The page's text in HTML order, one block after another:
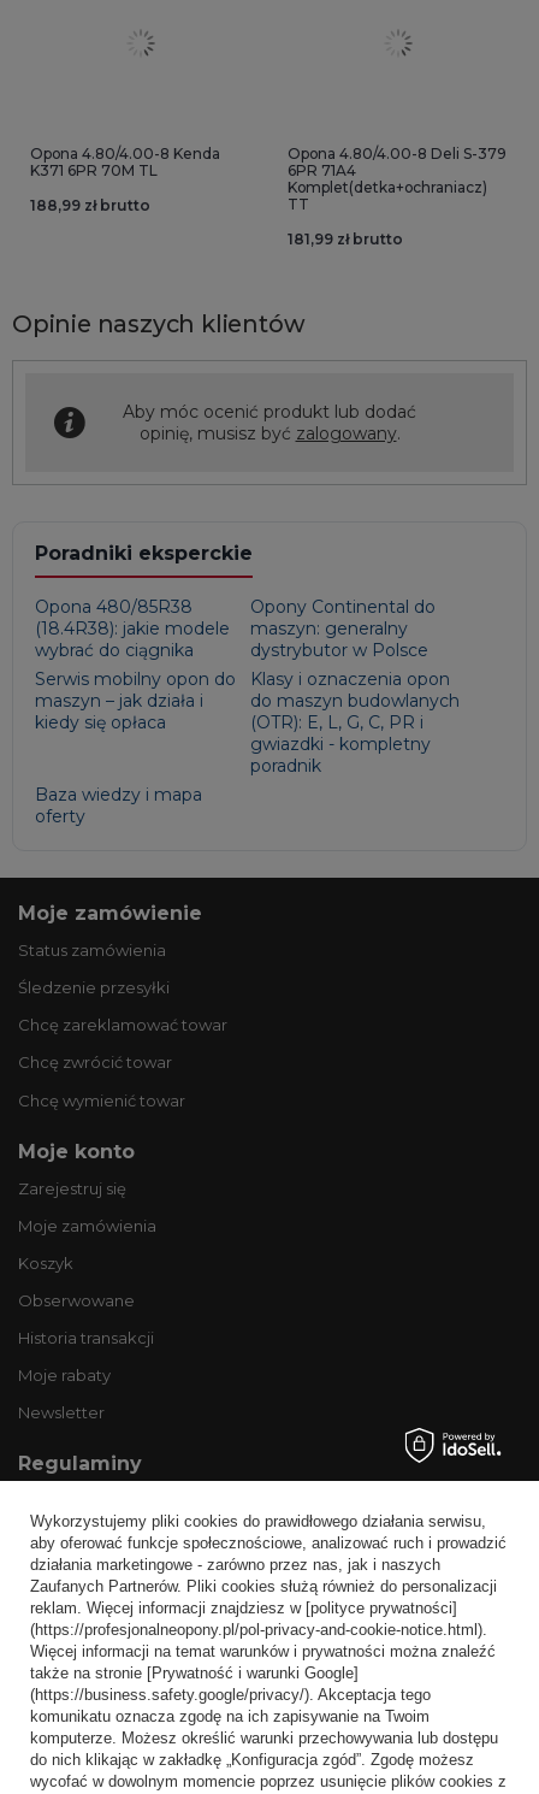
Opona 4.80/4.00-8 Kenda
K371 6PR 70M TL
188,99 zł brutto
Opona 4.80/4.00-8 Deli S-379
6PR 71A4
Komplet(detka+ochraniacz)
TT
181,99 zł brutto
Opinie naszych klientów
Aby móc ocenić produkt lub dodać
opinię, musisz być zalogowany.
Poradniki eksperckie
Opona 480/85R38
(18.4R38): jakie modele
wybrać do ciągnika
Opony Continental do
maszyn: generalny
dystrybutor w Polsce
Serwis mobilny opon do
maszyn – jak działa i
kiedy się opłaca
Klasy i oznaczenia opon
do maszyn budowlanych
(OTR): E, L, G, C, PR i
gwiazdki - kompletny
poradnik
Baza wiedzy i mapa
oferty
Moje zamówienie
Status zamówienia
Śledzenie przesyłki
Chcę zareklamować towar
Chcę zwrócić towar
Chcę wymienić towar
Moje konto
Zarejestruj się
Moje zamówienia
Koszyk
Obserwowane
Historia transakcji
Moje rabaty
Newsletter
Regulaminy
Wysyłka
Sposoby płatności i prowizje
Regulamin
Polityka prywatności
Odstąpienie od umowy
Popularne kategorie
Opony bezdętkowe
Wykorzystujemy pliki cookies do prawidłowego działania serwisu,
aby oferować funkcje społecznościowe, analizować ruch i prowadzić
działania marketingowe - zarówno przez nas, jak i naszych
Zaufanych Partnerów. Pliki cookies służą również do personalizacji
reklam. Więcej informacji znajdziesz w [polityce prywatności]
(https://profesjonalneopony.pl/pol-privacy-and-cookie-notice.html).
Więcej informacji na temat warunków i prywatności można znaleźć
także na stronie [Prywatność i warunki Google]
(https://business.safety.google/privacy/). Akceptacja tego
komunikatu oznacza zgodę na ich zapisywanie na Twoim
komputerze. Możesz określić warunki przechowywania lub dostępu
do nich klikając w zakładkę „Konfiguracja zgód”. Zgodę możesz
wycofać w dowolnym momencie poprzez usunięcie plików cookies z